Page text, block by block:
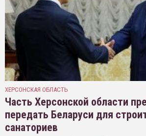
ХЕРСОНСКАЯ ОБЛАСТЬ
Часть Херсонской области
передать Беларуси для
санаториев